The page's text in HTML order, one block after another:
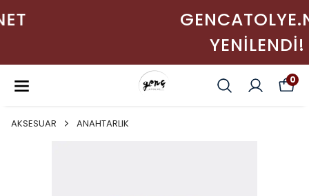
GENCATOLYE.NET
0
AKSESUAR ANAHTARLIK